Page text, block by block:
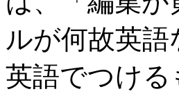
ルが何故英
英語でつけ